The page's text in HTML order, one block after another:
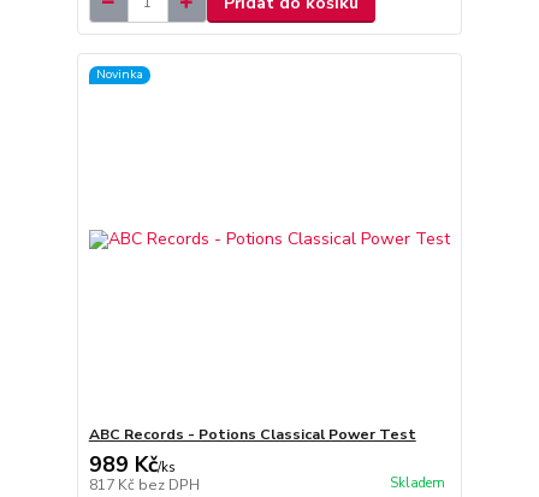
Novinka
ABC Records - Potions Classical Power Test
989 Kč/ks
817 Kč bez DPH Skladem